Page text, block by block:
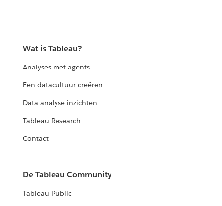
Wat is Tableau?
Analyses met agents
Een datacultuur creëren
Data-analyse-inzichten
Tableau Research
Contact
De Tableau Community
Tableau Public